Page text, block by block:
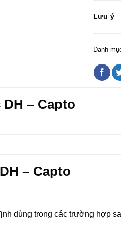
Lưu ý
Danh
– Capto
– Capto
dùng trong các trường hợp